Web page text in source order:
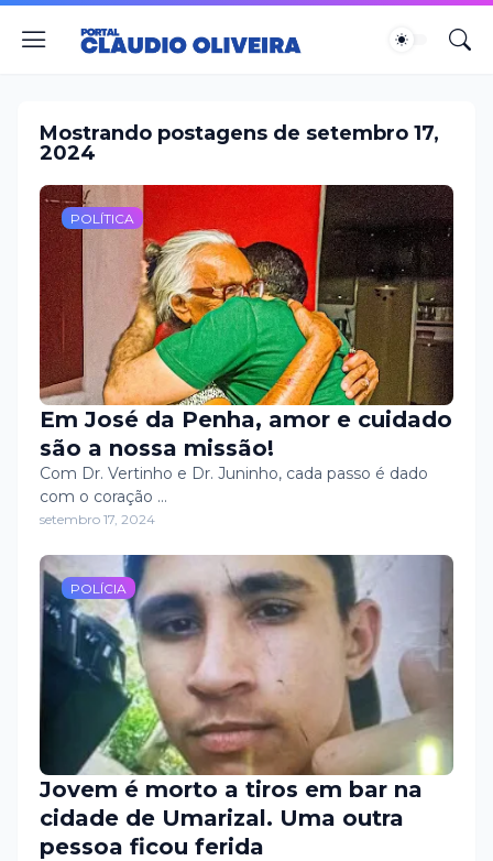
Mostrando postagens de setembro 17,
2024
POLÍTICA
Em José da Penha, amor e cuidado
são a nossa missão!
Com Dr. Vertinho e Dr. Juninho, cada passo é dado
com o coração …
setembro 17, 2024
POLÍCIA
Jovem é morto a tiros em bar na
cidade de Umarizal. Uma outra
pessoa ficou ferida